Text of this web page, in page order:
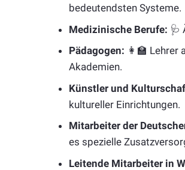
bedeutendsten Systeme.
Medizinische Berufe: 🩺
Pädagogen: 👩‍🏫 Lehrer
Akademien.
Künstler und
kultureller Einrichtungen.
Mitarbeiter der
es spezielle
Leitende Mitarbeiter in